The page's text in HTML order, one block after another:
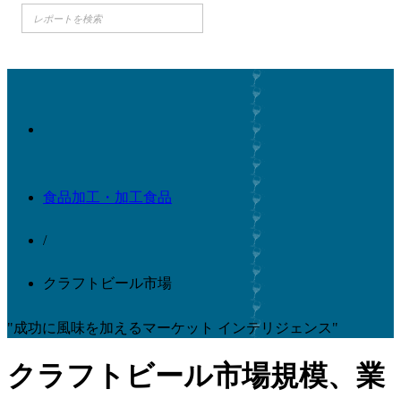
食品加工・加工食品
/
クラフトビール市場
"成功に風味を加えるマーケット インテリジェンス"
クラフトビール市場規模、業